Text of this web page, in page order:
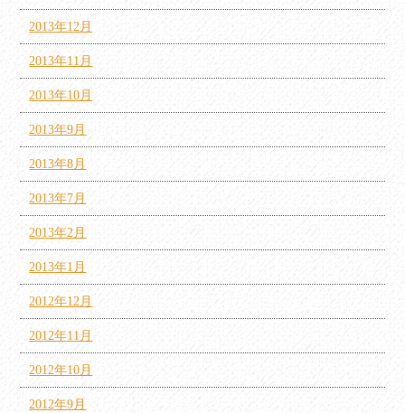
2013年12月
2013年11月
2013年10月
2013年9月
2013年8月
2013年7月
2013年2月
2013年1月
2012年12月
2012年11月
2012年10月
2012年9月